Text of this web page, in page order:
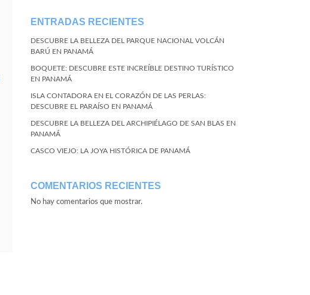
ENTRADAS RECIENTES
DESCUBRE LA BELLEZA DEL PARQUE NACIONAL VOLCÁN
BARÚ EN PANAMÁ
BOQUETE: DESCUBRE ESTE INCREÍBLE DESTINO TURÍSTICO
EN PANAMÁ
ISLA CONTADORA EN EL CORAZÓN DE LAS PERLAS:
DESCUBRE EL PARAÍSO EN PANAMÁ
DESCUBRE LA BELLEZA DEL ARCHIPIÉLAGO DE SAN BLAS EN
PANAMÁ
CASCO VIEJO: LA JOYA HISTÓRICA DE PANAMÁ
COMENTARIOS RECIENTES
No hay comentarios que mostrar.